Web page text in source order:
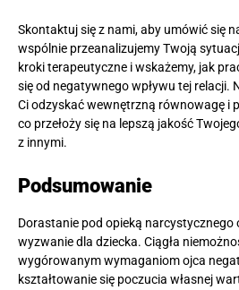
Skontaktuj się z nami, aby umówić się
wspólnie przeanalizujemy Twoją
kroki terapeutyczne i wskażemy, jak
się od negatywnego wpływu tej relacji.
Ci odzyskać wewnętrzną równowagę i
co przełoży się na lepszą jakość
z innymi.
Podsumowanie
Dorastanie pod opieką
wyzwanie dla dziecka. Ciągła
wygórowanym wymaganiom ojca
kształtowanie się poczucia własnej